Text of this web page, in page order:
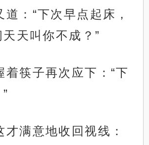
道：“下次早点起床，
天叫你不成？”
着筷子再次应下：“下
才满意地收回视线：